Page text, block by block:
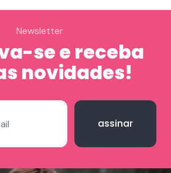
Newsletter
se e receba
novidades!
assinar